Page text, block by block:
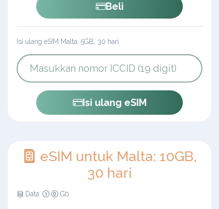
Beli
Isi ulang eSIM Malta: 5GB, 30 hari
Isi ulang eSIM
eSIM untuk Malta: 10GB,
30 hari
Data: Gb